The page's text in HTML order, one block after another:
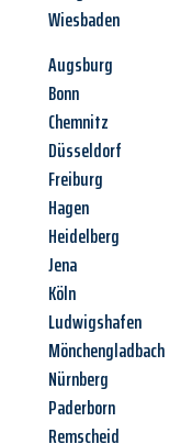
Wiesbaden
Augsburg
Bonn
Chemnitz
Düsseldorf
Freiburg
Hagen
Heidelberg
Jena
Köln
Ludwigshafen
Mönchengladbach
Nürnberg
Paderborn
Remscheid